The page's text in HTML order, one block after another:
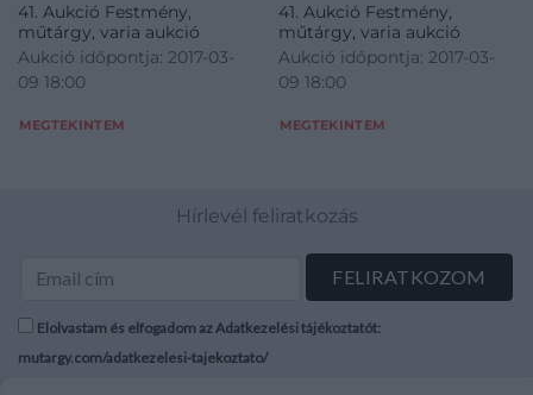
41. Aukció Festmény,
műtárgy, varia aukció
Aukció időpontja: 2017-03-
09 18:00
MEGTEKINTEM
41. Aukció Festmény,
műtárgy, varia aukció
Aukció időpontja: 2017-03-
09 18:00
MEGTEKINTEM
Hírlevél feliratkozás
Elolvastam és elfogadom az Adatkezelési tájékoztatót:
mutargy.com/adatkezelesi-tajekoztato/